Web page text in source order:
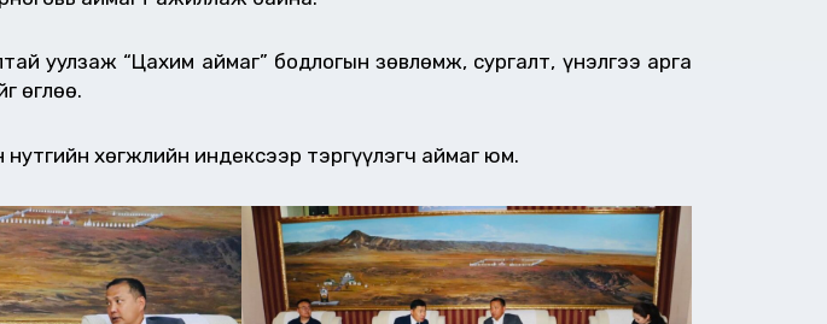
уулзаж “Цахим аймаг” бодлогын зөвлөмж, сургалт, үнэлгээ арга
өглөө.
хөгжлийн индексээр тэргүүлэгч аймаг юм.